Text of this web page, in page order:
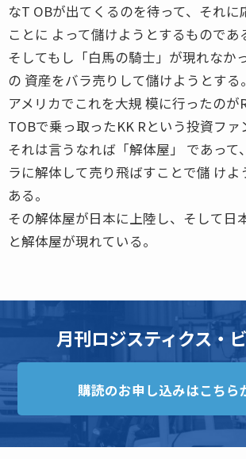
なT OBが出てくるのを待って、それに
ことに よって儲けようとするものであ
そしてもし「白馬の騎士」が現れなか
の 資産をバラ売りして儲けようとする。
アメリカでこれを大規 模に行ったのが
TOBで乗っ取ったKK Rという投資ファ
それは言うなれば「解体屋」 であって
ラに解体して売り飛ばすことで儲 けよ
ある。
その解体屋が日本に上陸し、そして日
と解体屋が現れている。
月刊ロジスティクス・
購読のお申し込みはこちら